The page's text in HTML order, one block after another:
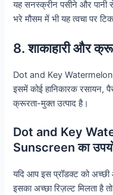
यह सनस्क्रीन पसीने और पानी से
भरे मौसम में भी यह त्वचा पर
8. शाकाहारी और
Dot and Key
इसमें कोई हानिकारक रसायन,
क्रूरता-मुक्त उत्पाद है।
Dot and Key
Sunscreen का
यदि आप इस प्रॉडक्ट को
इसका अच्छा रिज़ल्ट मिलता है